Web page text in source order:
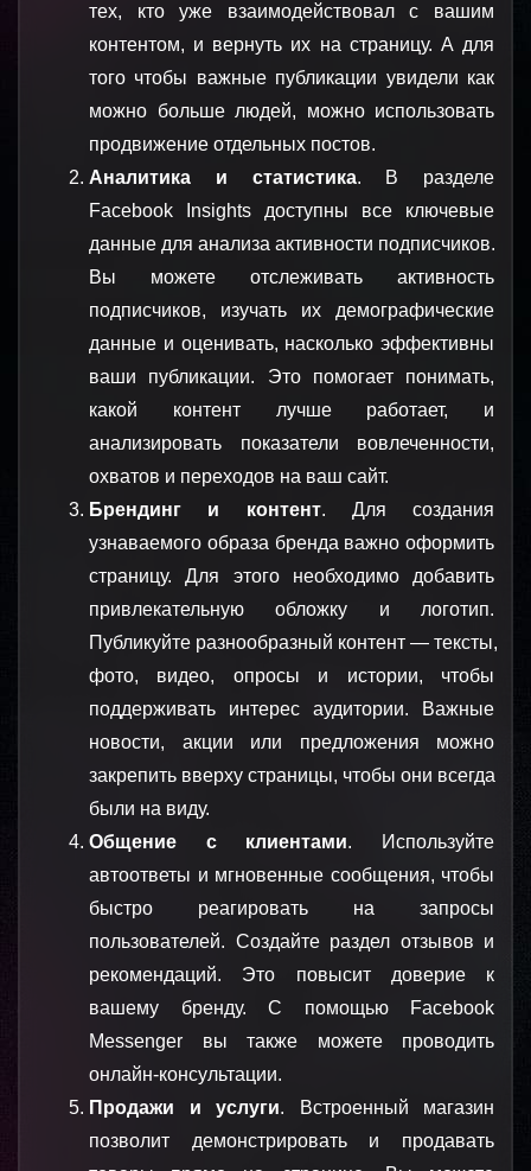
тех, кто уже взаимодействовал с вашим
контентом, и вернуть их на страницу. А для
того чтобы важные публикации увидели как
можно больше людей, можно использовать
продвижение отдельных постов.
Аналитика и статистика. В разделе
Facebook Insights доступны все ключевые
данные для анализа активности подписчиков.
Вы можете отслеживать активность
подписчиков, изучать их демографические
данные и оценивать, насколько эффективны
ваши публикации. Это помогает понимать,
какой контент лучше работает, и
анализировать показатели вовлеченности,
охватов и переходов на ваш сайт.
Брендинг и контент. Для создания
узнаваемого образа бренда важно оформить
страницу. Для этого необходимо добавить
привлекательную обложку и логотип.
Публикуйте разнообразный контент — тексты,
фото, видео, опросы и истории, чтобы
поддерживать интерес аудитории. Важные
новости, акции или предложения можно
закрепить вверху страницы, чтобы они всегда
были на виду.
Общение с клиентами. Используйте
автоответы и мгновенные сообщения, чтобы
быстро реагировать на запросы
пользователей. Создайте раздел отзывов и
рекомендаций. Это повысит доверие к
вашему бренду. С помощью Facebook
Messenger вы также можете проводить
онлайн-консультации.
Продажи и услуги. Встроенный магазин
позволит демонстрировать и продавать